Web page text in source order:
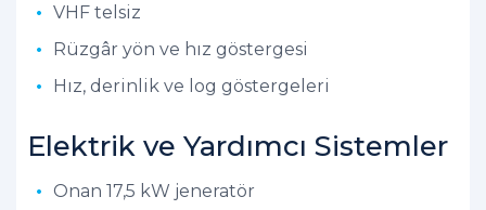
VHF telsiz
Rüzgâr yön ve hız göstergesi
Hız, derinlik ve log göstergeleri
Elektrik ve Yardımcı Sistemler
Onan 17,5 kW jeneratör